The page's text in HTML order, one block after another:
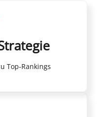
Top-Rankings